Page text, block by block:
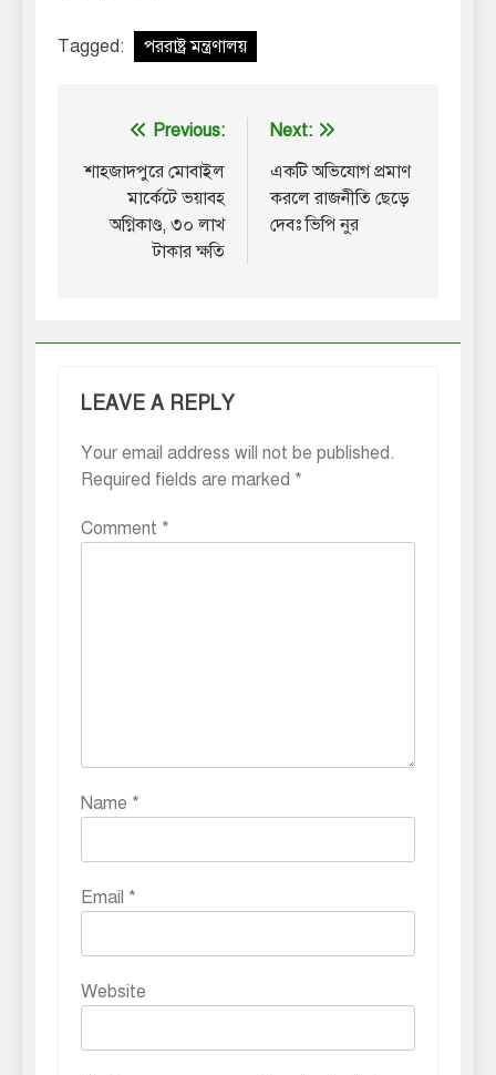
Tagged: পররাষ্ট্র মন্ত্রণালয়
Post
navigation
Previous:
শাহজাদপুরে মোবাইল
মার্কেটে ভয়াবহ
অগ্নিকাণ্ড, ৩০ লাখ
টাকার ক্ষতি
Next:
একটি অভিযোগ প্রমাণ
করলে রাজনীতি ছেড়ে
দেবঃ ভিপি নুর
LEAVE A REPLY
Your email address will not be published.
Required fields are marked *
Comment *
Name *
Email *
Website